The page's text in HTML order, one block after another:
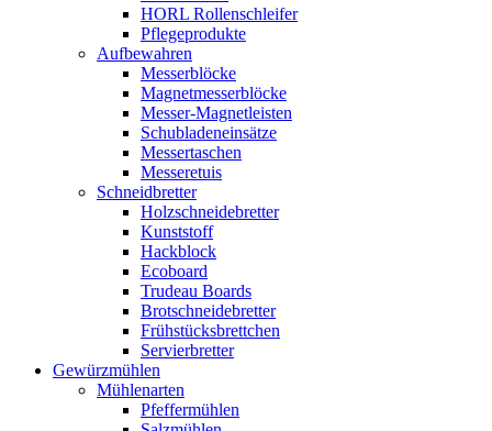
HORL Rollenschleifer
Pflegeprodukte
Aufbewahren
Messerblöcke
Magnetmesserblöcke
Messer-Magnetleisten
Schubladeneinsätze
Messertaschen
Messeretuis
Schneidbretter
Holzschneidebretter
Kunststoff
Hackblock
Ecoboard
Trudeau Boards
Brotschneidebretter
Frühstücksbrettchen
Servierbretter
Gewürzmühlen
Mühlenarten
Pfeffermühlen